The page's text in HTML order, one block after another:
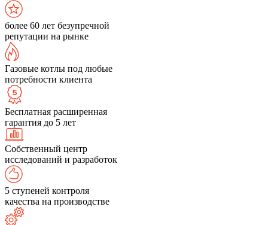
более 60 лет безупречной
репутации на рынке
Газовые котлы под любые
потребности клиента
Бесплатная расширенная
гарантия до 5 лет
Собственный центр
исследований и разработок
5 ступеней контроля
качества на производстве